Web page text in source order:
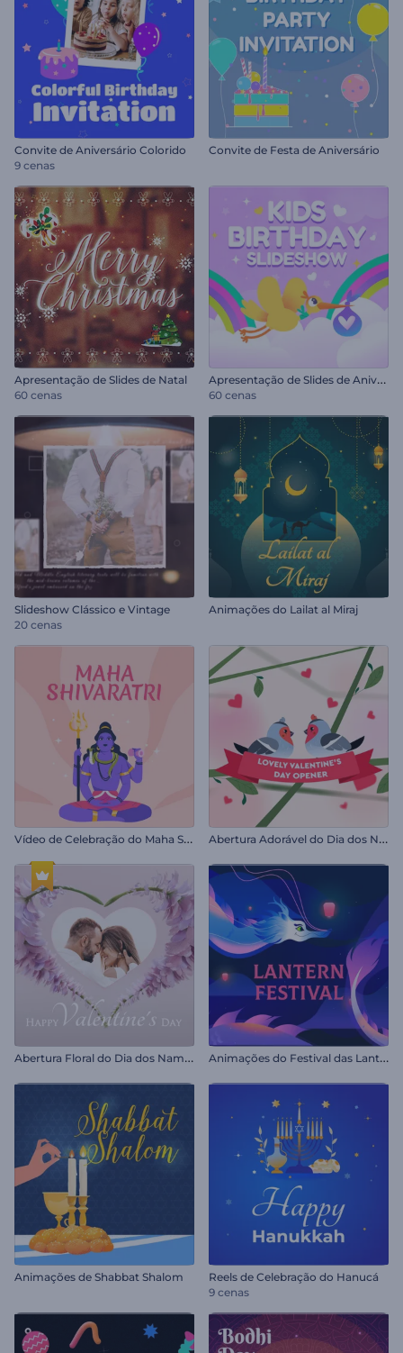
Convite de Aniversário Colorido
9 cenas
Convite de Festa de Aniversário
Apresentação de Slides de Natal
60 cenas
A
presentação de Slides de Aniversário Infantil
60 cenas
Slideshow Clássico e Vintage
20 cenas
Animações do Lailat al Miraj
V
ídeo de Celebração do Maha Shivratri A
bertura Adorável do Dia dos Namorados
A
bertura Floral do Dia dos Namorados A
nimações do Festival das Lanternas
Animações de Shabbat Shalom
Reels de Celebração do Hanucá
9 cenas